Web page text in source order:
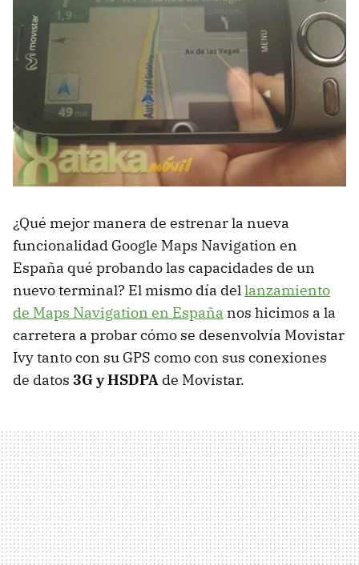
¿Qué mejor manera de estrenar la nueva
funcionalidad Google Maps Navigation en
España qué probando las capacidades de un
nuevo terminal? El mismo día del lanzamiento
de Maps Navigation en España nos hicimos a la
carretera a probar cómo se desenvolvía Movistar
Ivy tanto con su GPS como con sus conexiones
de datos 3G y HSDPA de Movistar.